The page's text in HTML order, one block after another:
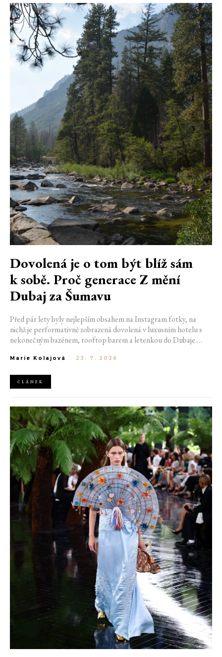
Dovolená je o tom být blíž sám
k sobě. Proč generace Z mění
Dubaj za Šumavu
Před pár lety byly nejlepším obsahem na Instagram fotky, na
nichž je performativně zobrazená dovolená v luxusním hotelu s
nekonečným bazénem, rooftop barem a letenkou do Dubaje.
horách. Ranní koupání v lomu. Výlet vlakem na Šumavu.
Marie Kolajová - 23. 7. 2026
ČLÁNEK